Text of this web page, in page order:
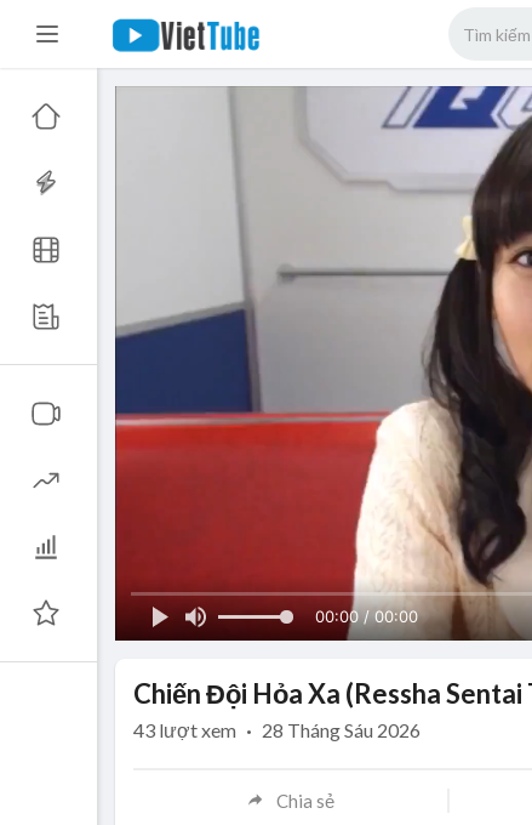
00:00 / 00:00
Chiến Đội Hỏa Xa (Ressha
43 lượt xem · 28 Tháng Sáu 2026
Chia sẻ